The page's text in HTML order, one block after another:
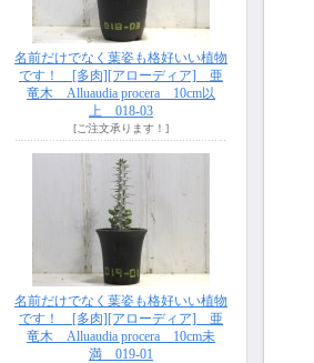
名前だけでなく葉姿も格好いい植物
です！ [多肉][アローディア] 亜
竜木 Alluaudia procera 10cm以
上 018-03
[ご注文承ります！]
名前だけでなく葉姿も格好いい植物
です！ [多肉][アローディア] 亜
竜木 Alluaudia procera 10cm未
満 019-01